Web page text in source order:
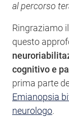
al percorso
Ringraziamo
questo
cognitivo e
prima parte
Emianopsia
neurologo.